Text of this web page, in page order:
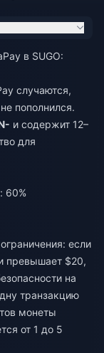
в SUGO:
случаются,
пополнился.
и содержит 12–
для
60%
если
превышает $20,
на
транзакцию
монеты
от 1 до 5